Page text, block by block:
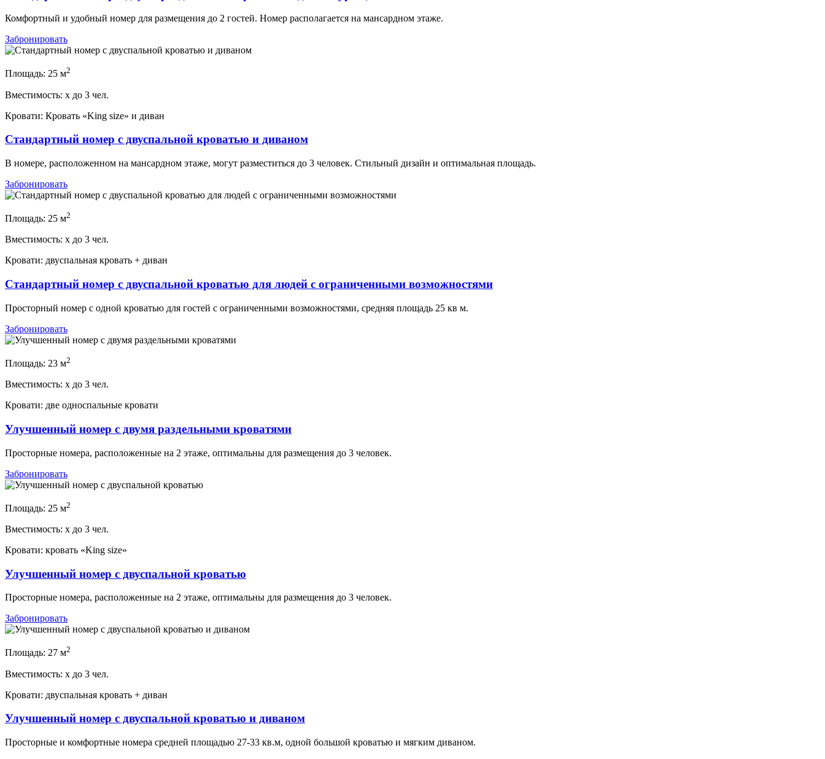
Комфортный и удобный номер для размещения до 2 гостей. Номер располагается на мансардном этаже.
Забронировать
Площадь: 25 м2
Вместимость: x до 3 чел.
Кровати: Кровать «King size» и диван
Стандартный номер с двуспальной кроватью и диваном
В номере, расположенном на мансардном этаже, могут разместиться до 3 человек. Стильный дизайн и оптимальная площадь.
Забронировать
Площадь: 25 м2
Вместимость: x до 3 чел.
Кровати: двуспальная кровать + диван
Cтандартный номер с двуспальной кроватью для людей с ограниченными возможностями
Просторный номер с одной кроватью для гостей с ограниченными возможностями, средняя площадь 25 кв м.
Забронировать
Площадь: 23 м2
Вместимость: x до 3 чел.
Кровати: две односпальные кровати
Улучшенный номер с двумя раздельными кроватями
Просторные номера, расположенные на 2 этаже, оптимальны для размещения до 3 человек.
Забронировать
Площадь: 25 м2
Вместимость: x до 3 чел.
Кровати: кровать «King size»
Улучшенный номер с двуспальной кроватью
Просторные номера, расположенные на 2 этаже, оптимальны для размещения до 3 человек.
Забронировать
Площадь: 27 м2
Вместимость: x до 3 чел.
Кровати: двуспальная кровать + диван
Улучшенный номер с двуспальной кроватью и диваном
Просторные и комфортные номера средней площадью 27-33 кв.м, одной большой кроватью и мягким диваном.